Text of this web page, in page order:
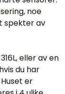
noe
spekter av
eller av en
du har
er